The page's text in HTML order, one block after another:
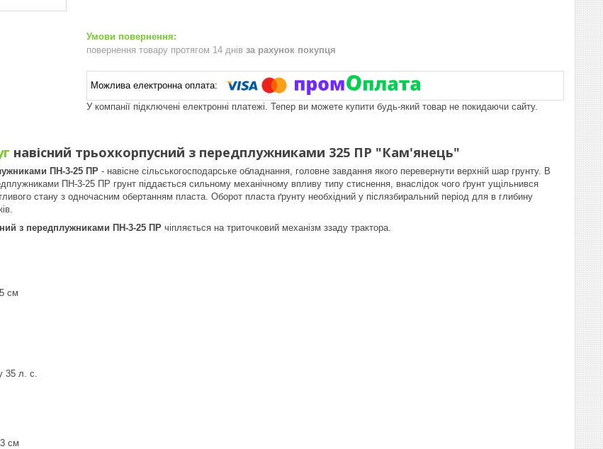
повернення товару протягом 14 днів за рахунок покупця
У компанії підключені електронні платежі. Тепер ви можете купити будь-який товар не покидаючи сайту.
навісний трьохкорпусний з передплужниками 325 ПР "Кам'янець"
ПН-3-25 ПР - навісне сільськогосподарське обладнання, головне завдання якого перевернути верхній шар грунту. В
ПН-3-25 ПР грунт піддається сильному механічному впливу типу стиснення, внаслідок чого ґрунт ущільнився
стану з одночасним обертанням пласта. Оборот пласта ґрунту необхідний у післязбиральний період для в глибину
з передплужниками ПН-3-25 ПР чіпляється на триточковий механізм ззаду трактора.
см
35 л. с.
см